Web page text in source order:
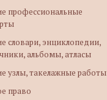
профессиональные
словари, энциклопедии,
альбомы, атласы
узлы, такелажные работы
право